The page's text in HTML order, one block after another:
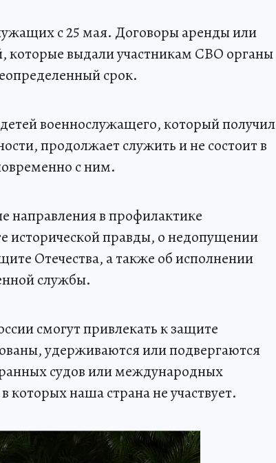
с 25 мая. Договоры аренды или
которые выдали участникам СВО органы
срок.
военнослужащего, который получил
продолжает служить и не состоит в
с ним.
направления в профилактике
исторической правды, о недопущении
Отечества, а также об исполнении
службы.
смогут привлекать к защите
удерживаются или подвергаются
судов или международных
которых наша страна не участвует.